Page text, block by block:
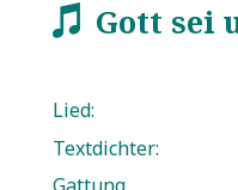
w Gott sei
Lied:
Textdichter: